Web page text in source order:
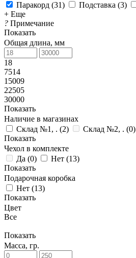
Паракорд (31) Подставка (3)
+ Еще
? Примечание
Показать
Общая длина, мм
18
7514
15009
22505
30000
Показать
Наличие в магазинах
Склад №1, . (2) Склад №2, . (0)
Показать
Чехол в комплекте
Да (0) Нет (13)
Показать
Подарочная коробка
Нет (13)
Показать
Цвет
Все
Показать
Масса, гр.